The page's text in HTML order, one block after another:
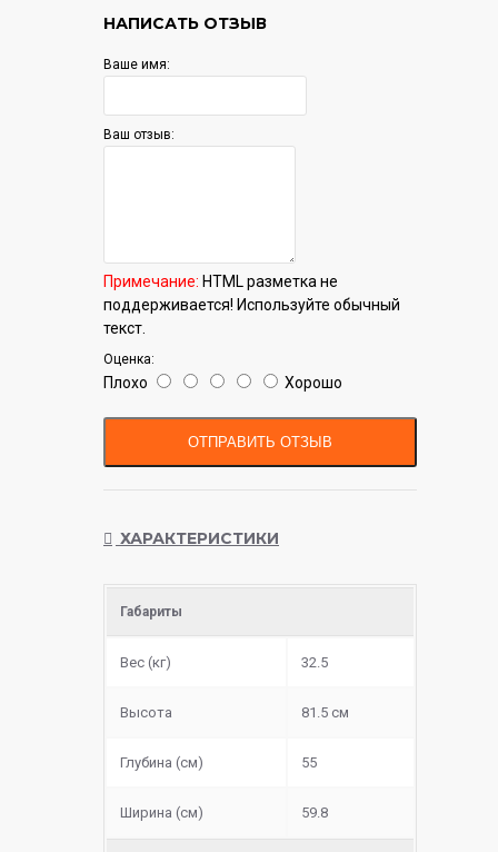
НАПИСАТЬ ОТЗЫВ
Ваше имя:
Ваш отзыв:
Примечание: HTML разметка не
поддерживается! Используйте обычный
текст.
Оценка:
Плохо Хорошо
ОТПРАВИТЬ ОТЗЫВ
ХАРАКТЕРИСТИКИ
Габариты
Вес (кг) 32.5
Высота 81.5 см
Глубина (см) 55
Ширина (см) 59.8